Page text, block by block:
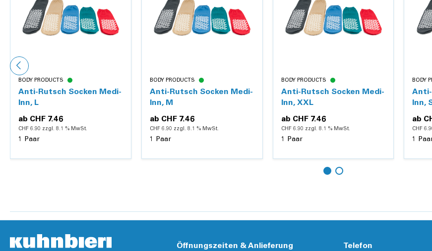
BODY PRODUCTS
Anti-Rutsch Socken Medi-
Inn, L
ab CHF 7.46
CHF 6.90 zzgl. 8.1 % MwSt.
1 Paar
BODY PRODUCTS
Anti-Rutsch Socken Medi-
Inn, M
ab CHF 7.46
CHF 6.90 zzgl. 8.1 % MwSt.
1 Paar
BODY PRODUCTS
Anti-Rutsch Socken Medi-
Inn, XXL
ab CHF 7.46
CHF 6.90 zzgl. 8.1 % MwSt.
1 Paar
BODY
Inn,
ab
CHF
1
Öffnungszeiten & Anlieferung Telefon